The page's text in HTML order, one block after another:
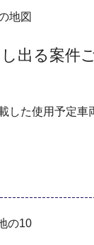
地図
出る案件
した使用予定
の10